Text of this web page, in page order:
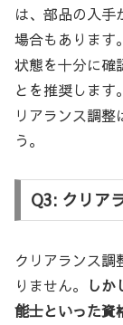
は、部品の入手
場合もあります
状態を十分に確
とを推奨します
リアランス調整
う。
Q3: クリア
クリアランス調
りません。
しか
能士といった資